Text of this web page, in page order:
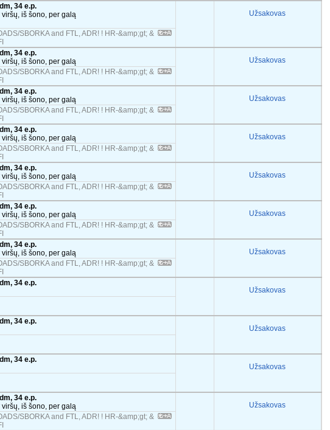
34 e.p.
iš šono, per galą
Užsakovas
SBORKA and FTL, ADR! ! HR-&amp;gt; &
34 e.p.
iš šono, per galą
Užsakovas
SBORKA and FTL, ADR! ! HR-&amp;gt; &
34 e.p.
iš šono, per galą
Užsakovas
SBORKA and FTL, ADR! ! HR-&amp;gt; &
34 e.p.
iš šono, per galą
Užsakovas
SBORKA and FTL, ADR! ! HR-&amp;gt; &
34 e.p.
iš šono, per galą
Užsakovas
SBORKA and FTL, ADR! ! HR-&amp;gt; &
34 e.p.
iš šono, per galą
Užsakovas
SBORKA and FTL, ADR! ! HR-&amp;gt; &
34 e.p.
iš šono, per galą
Užsakovas
SBORKA and FTL, ADR! ! HR-&amp;gt; &
34 e.p.
Užsakovas
34 e.p.
Užsakovas
34 e.p.
Užsakovas
34 e.p.
iš šono, per galą
Užsakovas
SBORKA and FTL, ADR! ! HR-&amp;gt; &